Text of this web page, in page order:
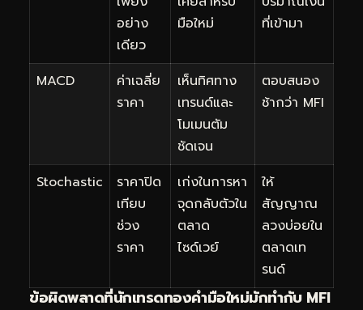
อย่าง
เดียว
มือใหม่
ที่เข้ามา
MACD
ค่าเฉลี่ย
ราคา
เห็นทิศทาง
เทรนด์และ
โมเมนตัม
ชัดเจน
ตอบสนอง
ช้ากว่า MFI
Stochastic
ราคาปิด
เทียบ
ช่วง
ราคา
เก่งในการหา
จุดกลับตัวใน
ตลาด
ไซด์เวย์
ให้
สัญญาณ
ลวงบ่อยใน
ตลาดเท
รนด์
ข้อผิดพลาดที่นักเทรดทองคำมือใหม่มักทำกับ MFI